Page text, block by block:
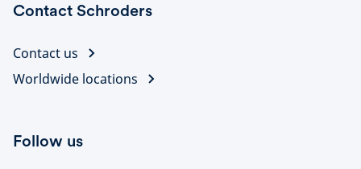
Contact Schroders
Contact us
Worldwide locations
Follow us